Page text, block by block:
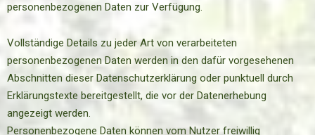
personenbezogenen Daten zur Verfügung.
Vollständige Details zu jeder Art von verarbeiteten
personenbezogenen Daten werden in den dafür vorgesehenen
Abschnitten dieser Datenschutzerklärung oder punktuell durch
Erklärungstexte bereitgestellt, die vor der Datenerhebung
angezeigt werden.
Personenbezogene Daten können vom Nutzer freiwillig